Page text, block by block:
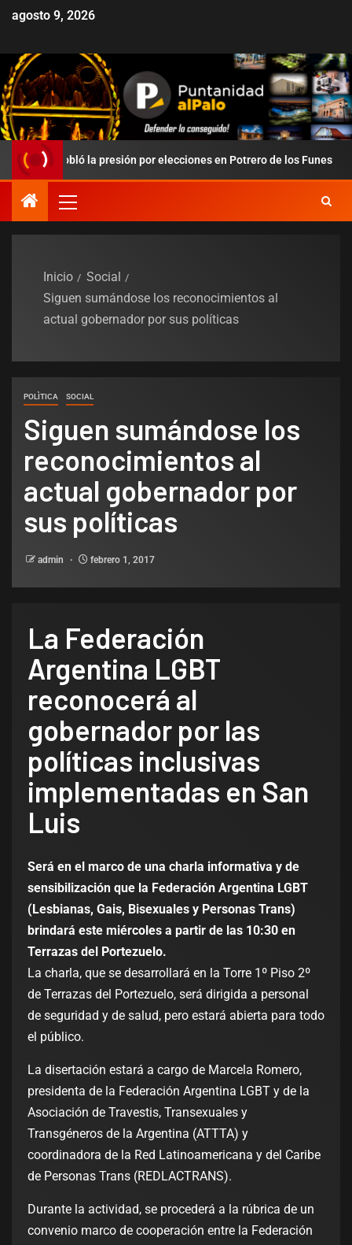
agosto 9, 2026
la presión por elecciones en Potrero de los Funes
Inicio
Social
Siguen sumándose los reconocimientos al
actual gobernador por sus políticas
POLÌTICA SOCIAL
Siguen sumándose los
reconocimientos al
actual gobernador por
sus políticas
admin febrero 1, 2017
La Federación
Argentina LGBT
reconocerá al
gobernador por las
políticas inclusivas
implementadas en San
Luis
Será en el marco de una charla informativa y de
sensibilización que la Federación Argentina LGBT
(Lesbianas, Gais, Bisexuales y Personas Trans)
brindará este miércoles a partir de las 10:30 en
Terrazas del Portezuelo.
La charla, que se desarrollará en la Torre 1º Piso 2º
de Terrazas del Portezuelo, será dirigida a personal
de seguridad y de salud, pero estará abierta para todo
el público.
La disertación estará a cargo de Marcela Romero,
presidenta de la Federación Argentina LGBT y de la
Asociación de Travestis, Transexuales y
Transgéneros de la Argentina (ATTTA) y
coordinadora de la Red Latinoamericana y del Caribe
de Personas Trans (REDLACTRANS).
Durante la actividad, se procederá a la rúbrica de un
convenio marco de cooperación entre la Federación